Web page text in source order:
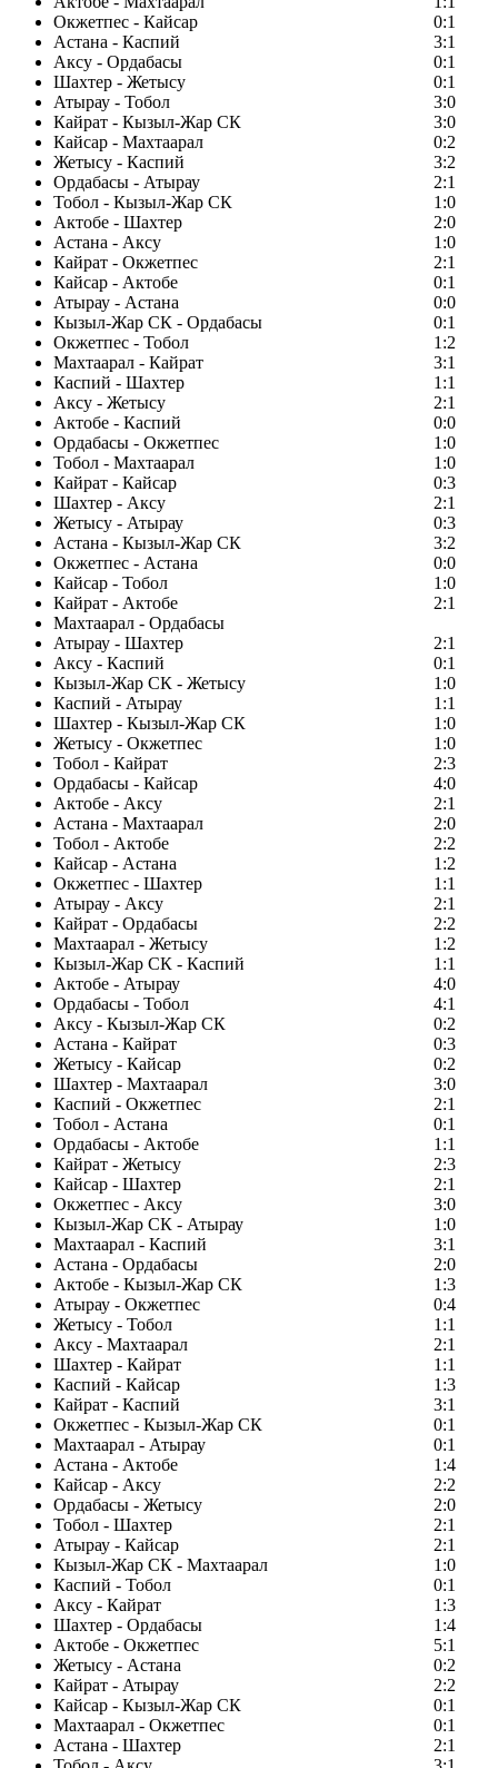
Окжетпес - Кайсар
0:1
Астана - Каспий
3:1
Аксу - Ордабасы
0:1
Шахтер - Жетысу
0:1
Атырау - Тобол
3:0
Кайрат - Кызыл-Жар СК
3:0
Кайсар - Махтаарал
0:2
Жетысу - Каспий
3:2
Ордабасы - Атырау
2:1
Тобол - Кызыл-Жар СК
1:0
Актобе - Шахтер
2:0
Астана - Аксу
1:0
Кайрат - Окжетпес
2:1
Кайсар - Актобе
0:1
Атырау - Астана
0:0
Кызыл-Жар СК - Ордабасы
0:1
Окжетпес - Тобол
1:2
Махтаарал - Кайрат
3:1
Каспий - Шахтер
1:1
Аксу - Жетысу
2:1
Актобе - Каспий
0:0
Ордабасы - Окжетпес
1:0
Тобол - Махтаарал
1:0
Кайрат - Кайсар
0:3
Шахтер - Аксу
2:1
Жетысу - Атырау
0:3
Астана - Кызыл-Жар СК
3:2
Окжетпес - Астана
0:0
Кайсар - Тобол
1:0
Кайрат - Актобе
2:1
Махтаарал - Ордабасы
Атырау - Шахтер
2:1
Аксу - Каспий
0:1
Кызыл-Жар СК - Жетысу
1:0
Каспий - Атырау
1:1
Шахтер - Кызыл-Жар СК
1:0
Жетысу - Окжетпес
1:0
Тобол - Кайрат
2:3
Ордабасы - Кайсар
4:0
Актобе - Аксу
2:1
Астана - Махтаарал
2:0
Тобол - Актобе
2:2
Кайсар - Астана
1:2
Окжетпес - Шахтер
1:1
Атырау - Аксу
2:1
Кайрат - Ордабасы
2:2
Махтаарал - Жетысу
1:2
Кызыл-Жар СК - Каспий
1:1
Актобе - Атырау
4:0
Ордабасы - Тобол
4:1
Аксу - Кызыл-Жар СК
0:2
Астана - Кайрат
0:3
Жетысу - Кайсар
0:2
Шахтер - Махтаарал
3:0
Каспий - Окжетпес
2:1
Тобол - Астана
0:1
Ордабасы - Актобе
1:1
Кайрат - Жетысу
2:3
Кайсар - Шахтер
2:1
Окжетпес - Аксу
3:0
Кызыл-Жар СК - Атырау
1:0
Махтаарал - Каспий
3:1
Астана - Ордабасы
2:0
Актобе - Кызыл-Жар СК
1:3
Атырау - Окжетпес
0:4
Жетысу - Тобол
1:1
Аксу - Махтаарал
2:1
Шахтер - Кайрат
1:1
Каспий - Кайсар
1:3
Кайрат - Каспий
3:1
Окжетпес - Кызыл-Жар СК
0:1
Махтаарал - Атырау
0:1
Астана - Актобе
1:4
Кайсар - Аксу
2:2
Ордабасы - Жетысу
2:0
Тобол - Шахтер
2:1
Атырау - Кайсар
2:1
Кызыл-Жар СК - Махтаарал
1:0
Каспий - Тобол
0:1
Аксу - Кайрат
1:3
Шахтер - Ордабасы
1:4
Актобе - Окжетпес
5:1
Жетысу - Астана
0:2
Кайрат - Атырау
2:2
Кайсар - Кызыл-Жар СК
0:1
Махтаарал - Окжетпес
0:1
Астана - Шахтер
2:1